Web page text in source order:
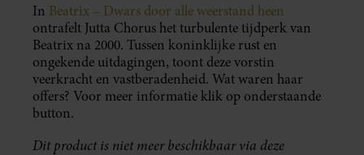
In Beatrix – Dwars door alle weerstand heen
ontrafelt Jutta Chorus het turbulente tijdperk van
Beatrix na 2000. Tussen koninklijke rust en
ongekende uitdagingen, toont deze vorstin
veerkracht en vastberadenheid. Wat waren haar
offers? Voor meer informatie klik op onderstaande
button.
Dit product is niet meer beschikbaar via deze